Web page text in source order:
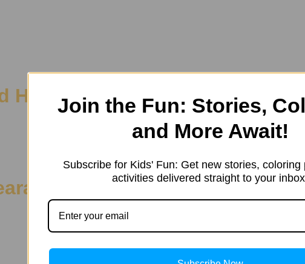
Potter’s Legacy – A
The Ugly Tree
Join the Fun: Stories,
and More Await!
Subscribe for Kids' Fun: Get new stories, coloring
activities delivered straight to your